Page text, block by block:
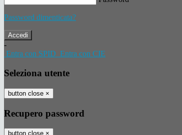
Password dimenticata?
-
Entra con SPID Entra con CIE
Seleziona utente
button close ×
Recupero password
button close ×